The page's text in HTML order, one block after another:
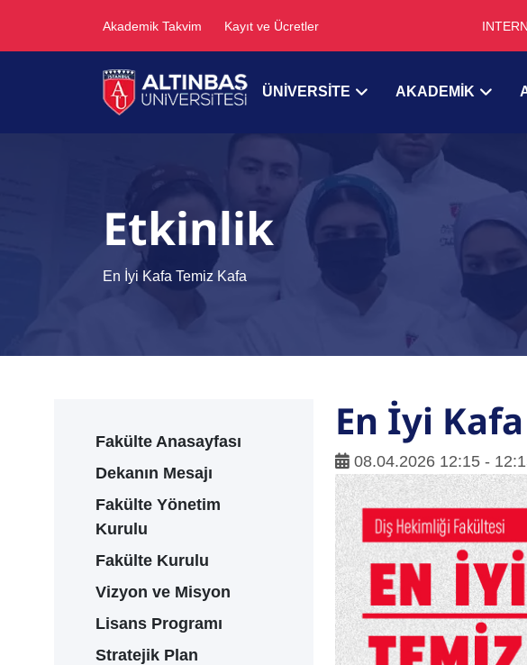
Akademik Takvim Kayıt ve Ücretler
ÜNİVERSİTE AKADEMİK
Etkinlik
En İyi Kafa Temiz Kafa
Fakülte Anasayfası
Dekanın Mesajı
Fakülte Yönetim
Kurulu
Fakülte Kurulu
Vizyon ve Misyon
Lisans Programı
Stratejik Plan
En İyi
08.04.2026 12:15 -